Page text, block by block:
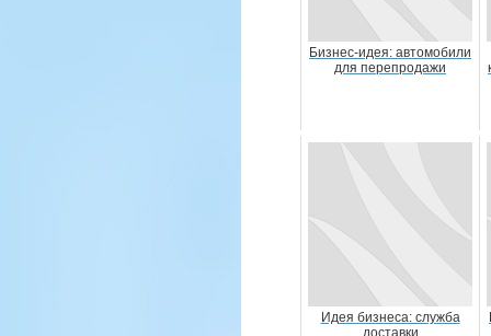
Бизнес-идея: автомобили
для перепродажи
Идея бизнеса: служба
доставки